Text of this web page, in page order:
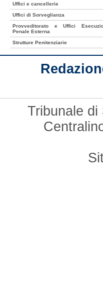
Uffici e cancellerie
Uffici di Sorveglianza
Provveditorato e Uffici
Penale Esterna
Strutture Penitenziarie
Tribunale di